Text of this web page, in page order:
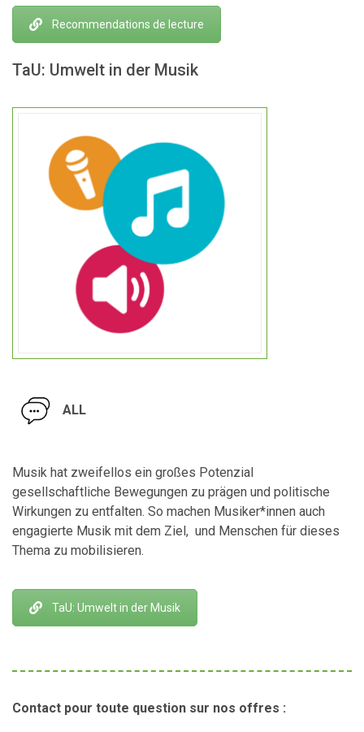
Recommendations de lecture
TaU: Umwelt in der Musik
ALL
Musik hat zweifellos ein großes Potenzial
gesellschaftliche Bewegungen zu prägen und politische
Wirkungen zu entfalten. So machen Musiker*innen auch
engagierte Musik mit dem Ziel, und Menschen für dieses
Thema zu mobilisieren.
TaU: Umwelt in der Musik
Contact pour toute question sur nos offres :